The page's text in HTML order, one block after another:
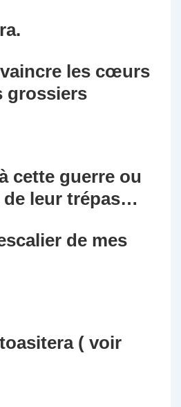
les cœurs
grossiers
cette guerre ou
de leur trépas…
de mes
( voir